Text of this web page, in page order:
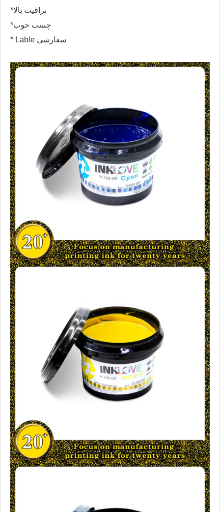
*براقیت بالا
*چسب خوب
* Lable سفارشی